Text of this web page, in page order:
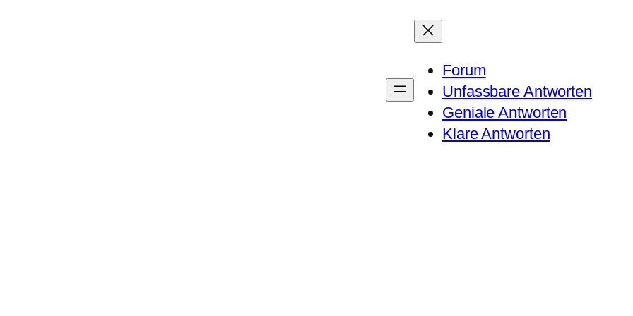
Forum
Unfassbare Antworten
Geniale Antworten
Klare Antworten